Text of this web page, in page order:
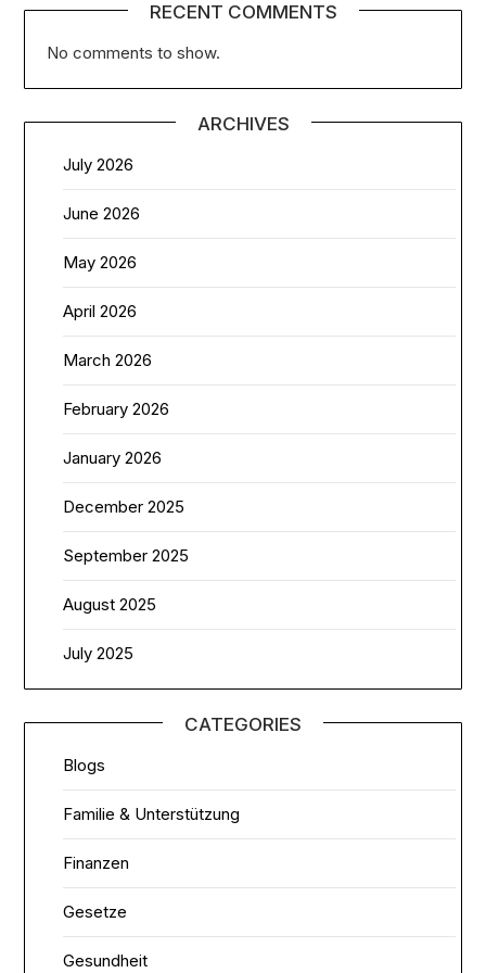
RECENT COMMENTS
No comments to show.
ARCHIVES
July 2026
June 2026
May 2026
April 2026
March 2026
February 2026
January 2026
December 2025
September 2025
August 2025
July 2025
CATEGORIES
Blogs
Familie & Unterstützung
Finanzen
Gesetze
Gesundheit